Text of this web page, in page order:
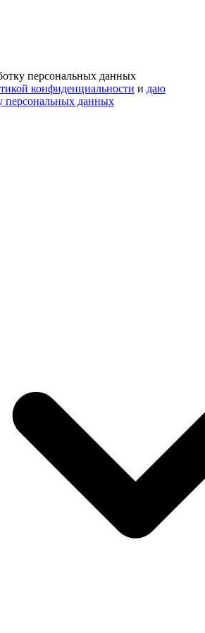
персональных данных
конфиденциальности и даю
персональных данных